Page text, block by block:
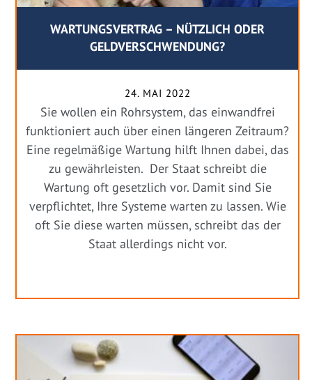
WARTUNGSVERTRAG – NÜTZLICH ODER
GELDVERSCHWENDUNG?
24. MAI 2022
Sie wollen ein Rohrsystem, das einwandfrei
funktioniert auch über einen längeren Zeitraum?
Eine regelmäßige Wartung hilft Ihnen dabei, das
zu gewährleisten. Der Staat schreibt die
Wartung oft gesetzlich vor. Damit sind Sie
verpflichtet, Ihre Systeme warten zu lassen. Wie
oft Sie diese warten müssen, schreibt das der
Staat allerdings nicht vor.